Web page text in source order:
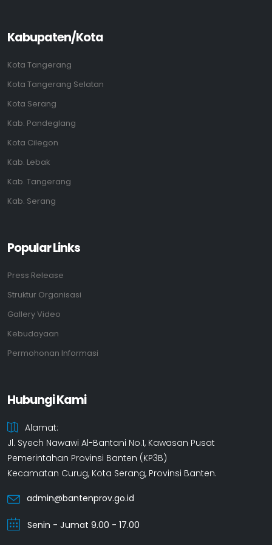
Kabupaten/Kota
Kota Tangerang
Kota Tangerang Selatan
Kota Serang
Kab. Pandeglang
Kota Cilegon
Kab. Lebak
Kab. Tangerang
Kab. Serang
Popular Links
Press Release
Struktur Organisasi
Gallery Video
Kebudayaan
Permohonan Informasi
Hubungi Kami
Alamat:
Jl. Syech Nawawi Al-Bantani No.1, Kawasan Pusat
Pemerintahan Provinsi Banten (KP3B)
Kecamatan Curug, Kota Serang, Provinsi Banten.
admin@bantenprov.go.id
Senin - Jumat 9.00 - 17.00